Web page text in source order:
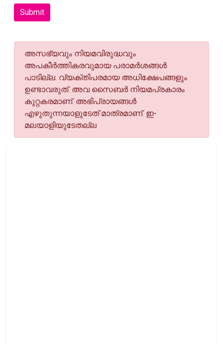
Submit
അസഭ്യവും നിയമവിരുദ്ധവും
അപകീര്‍ത്തികരവുമായ പരാമര്‍ശങ്ങള്‍
പാടില്ല. വ്യക്തിപരമായ അധിക്ഷേപങ്ങളും
ഉണ്ടാവരുത്. അവ സൈബര്‍ നിയമപ്രകാരം
കുറ്റകരമാണ്. അഭിപ്രായങ്ങള്‍
എഴുതുന്നയാളുടേത് മാത്രമാണ്. ഇ-
മലയാളിയുടേതല്ല